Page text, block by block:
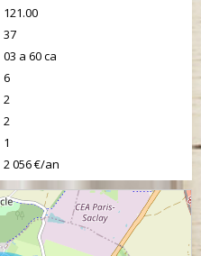
121.00
37
03 a 60 ca
6
2
2
1
2 056 €/an